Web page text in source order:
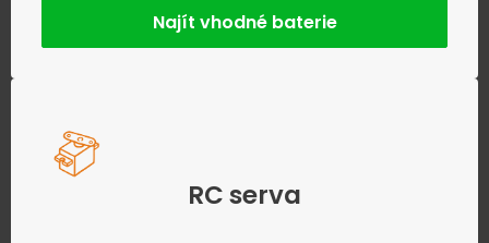
Najít vhodné baterie
RC serva